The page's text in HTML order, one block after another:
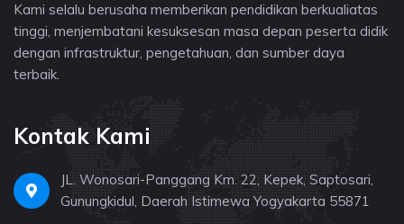
Kami selalu berusaha memberikan pendidikan berkualiatas
tinggi, menjembatani kesuksesan masa depan peserta didik
dengan infrastruktur, pengetahuan, dan sumber daya
terbaik.
Kontak Kami
JL. Wonosari-Panggang Km. 22, Kepek, Saptosari,
Gunungkidul, Daerah Istimewa Yogyakarta 55871